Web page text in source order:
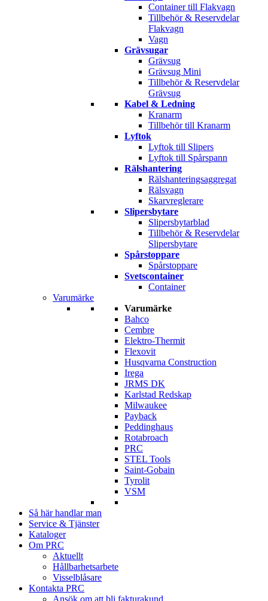
Container till Flakvagn
Tillbehör & Reservdelar
Flakvagn
Vagn
Grävsugar
Grävsug
Grävsug Mini
Tillbehör & Reservdelar
Grävsug
Kabel & Ledning
Kranarm
Tillbehör till Kranarm
Lyftok
Lyftok till Slipers
Lyftok till Spårspann
Rälshantering
Rälshanteringsaggregat
Rälsvagn
Skarvreglerare
Slipersbytare
Slipersbytarblad
Tillbehör & Reservdelar
Slipersbytare
Spårstoppare
Spårstoppare
Svetscontainer
Container
Varumärke
Varumärke
Bahco
Cembre
Elektro-Thermit
Flexovit
Husqvarna Construction
Irega
JRMS DK
Karlstad Redskap
Milwaukee
Payback
Peddinghaus
Rotabroach
PRC
STEL Tools
Saint-Gobain
Tyrolit
VSM
Så här handlar man
Service & Tjänster
Kataloger
Om PRC
Aktuellt
Hållbarhetsarbete
Visselblåsare
Kontakta PRC
Ansök om att bli fakturakund